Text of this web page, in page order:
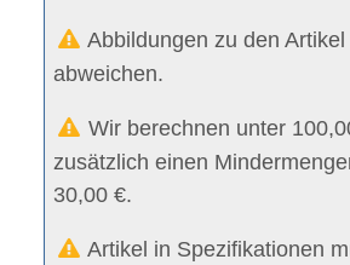
Abbildungen zu den
abweichen.
Wir berechnen unter
zusätzlich einen
30,00 €.
Artikel in Spezifikationen